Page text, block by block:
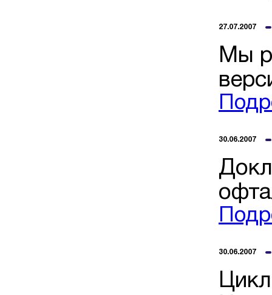
27.07.2007
Мы
30.06.2007
30.06.2007